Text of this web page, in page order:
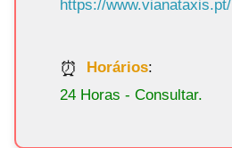
https://www.vianataxis.pt/
Horários:
24 Horas - Consultar.